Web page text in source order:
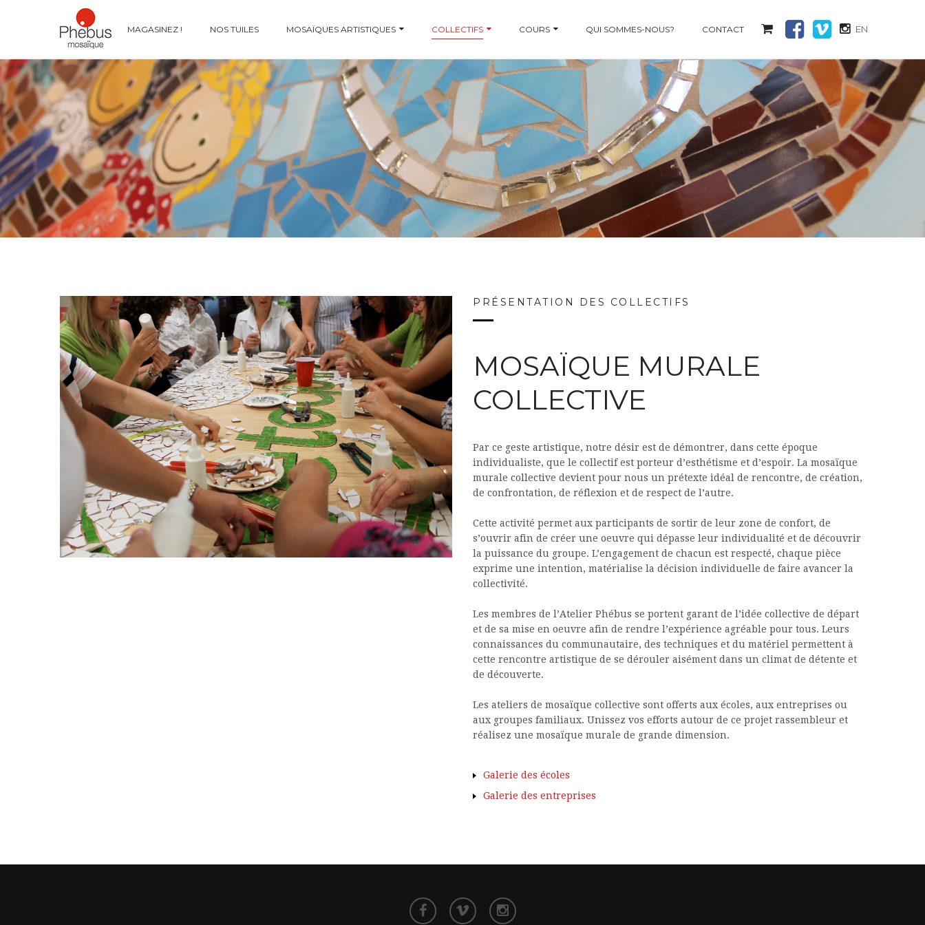
MAGASINEZ ! NOS TUILES MOSAÏQUES ARTISTIQUES COLLECTIFS COURS QUI SOMMES-NOUS? CONTACT EN
PRÉSENTATION DES COLLECTIFS
MOSAÏQUE MURALE
COLLECTIVE
Par ce geste artistique, notre désir est de démontrer, dans cette époque
individualiste, que le collectif est porteur d’esthétisme et d’espoir. La mosaïque
murale collective devient pour nous un prétexte idéal de rencontre, de création,
de confrontation, de réflexion et de respect de l’autre.
Cette activité permet aux participants de sortir de leur zone de confort, de
s’ouvrir afin de créer une oeuvre qui dépasse leur individualité et de découvrir
la puissance du groupe. L’engagement de chacun est respecté, chaque pièce
exprime une intention, matérialise la décision individuelle de faire avancer la
collectivité.
Les membres de l’Atelier Phébus se portent garant de l’idée collective de départ
et de sa mise en oeuvre afin de rendre l’expérience agréable pour tous. Leurs
connaissances du communautaire, des techniques et du matériel permettent à
cette rencontre artistique de se dérouler aisément dans un climat de détente et
de découverte.
Les ateliers de mosaïque collective sont offerts aux écoles, aux entreprises ou
aux groupes familiaux. Unissez vos efforts autour de ce projet rassembleur et
réalisez une mosaïque murale de grande dimension.
Galerie des écoles
Galerie des entreprises